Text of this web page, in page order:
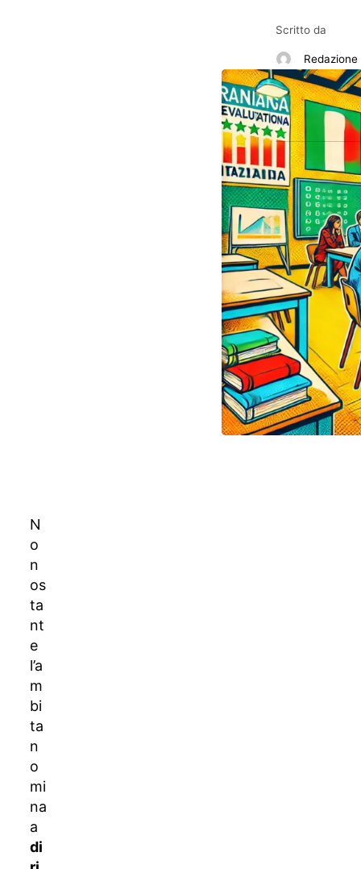
Scritto da
N
o
n
os
ta
nt
e
l’a
m
bi
ta
n
o
mi
na
a
di